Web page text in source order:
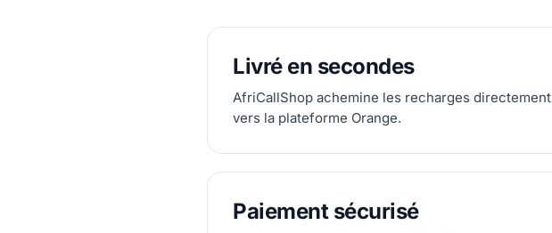
Livré en secondes
AfriCallShop achemine les recharges directement
vers la plateforme Orange.
Paiement sécurisé